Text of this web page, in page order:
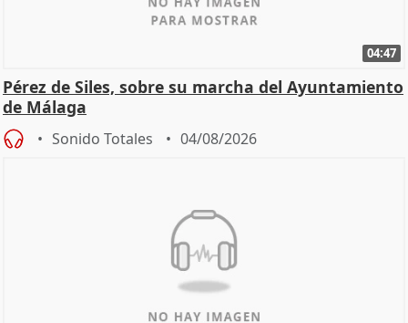
04:47
Pérez de Siles, sobre su marcha del Ayuntamiento
de Málaga
Sonido Totales 04/08/2026